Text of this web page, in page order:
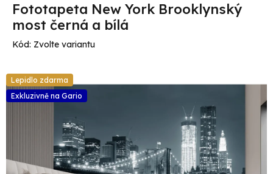
Fototapeta New York Brooklynský
most černá a bílá
Kód: Zvolte variantu
Lepidlo zdarma
Exkluzivně na Gario